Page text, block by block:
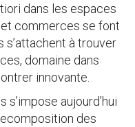
dans les espaces
commerces se font
s’attachent à trouver
domaine dans
innovante.
aujourd’hui
des